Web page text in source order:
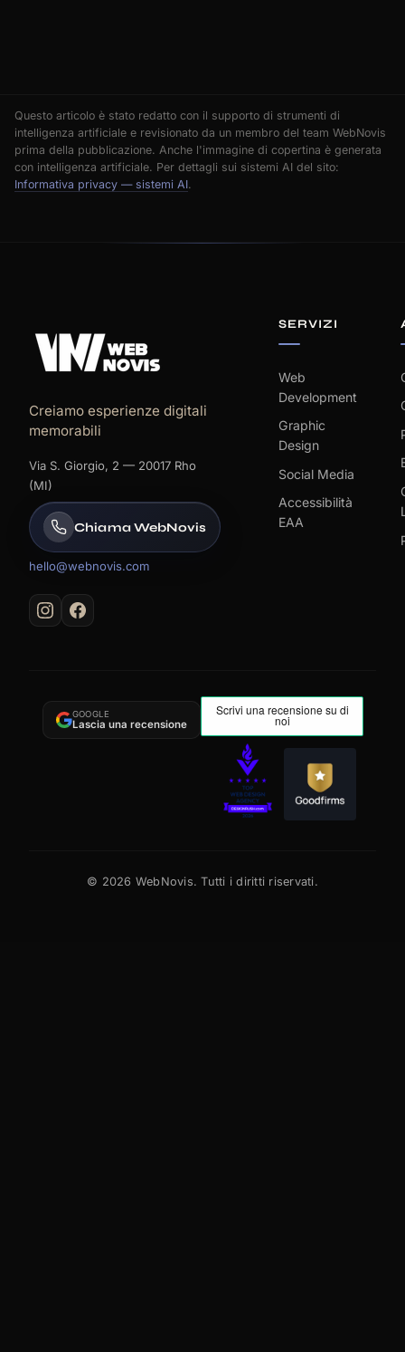
Questo articolo è stato redatto con il supporto di strumenti di
intelligenza artificiale e revisionato da un membro del team WebNovis
prima della pubblicazione. Anche l'immagine di copertina è generata
con intelligenza artificiale. Per dettagli sui sistemi AI del sito:
Informativa privacy — sistemi AI.
Creiamo esperienze digitali
memorabili
Via S. Giorgio, 2 — 20017 Rho
(MI)
Chiama WebNovis
hello@webnovis.com
SERVIZI
Web
Development
Graphic
Design
Social Media
Accessibilità
EAA
GOOGLE
Lascia una recensione
© 2026 WebNovis. Tutti i diritti riservati.